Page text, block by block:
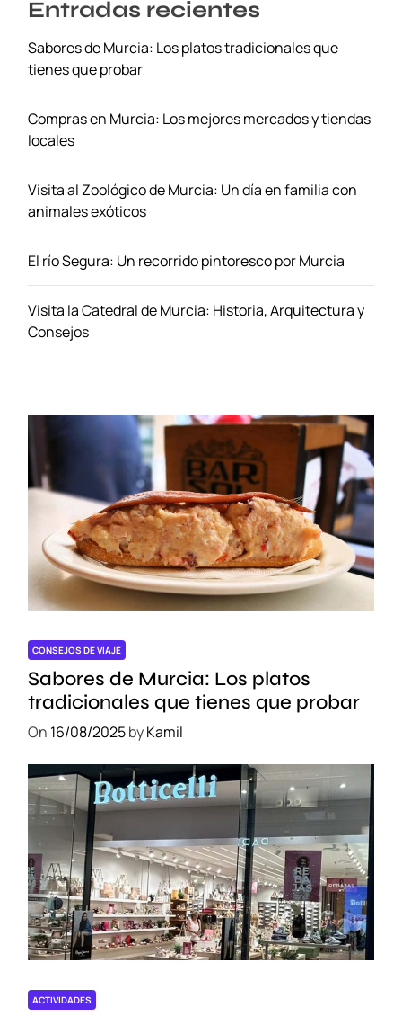
u
v
a
n
i
e
a
:
U
A
n
u
I
n
o
l
v
i
l
e
e
O
t
a
w
a
n
t
r
a
d
a
s
Entradas recientes
Sabores de Murcia: Los platos tradicionales que
tienes que probar
Compras en Murcia: Los mejores mercados y tiendas
locales
Visita al Zoológico de Murcia: Un día en familia con
animales exóticos
El río Segura: Un recorrido pintoresco por Murcia
Visita la Catedral de Murcia: Historia, Arquitectura y
Consejos
CONSEJOS DE VIAJE
Sabores de Murcia: Los platos
tradicionales que tienes que probar
On 16/08/2025byKamil
ACTIVIDADES